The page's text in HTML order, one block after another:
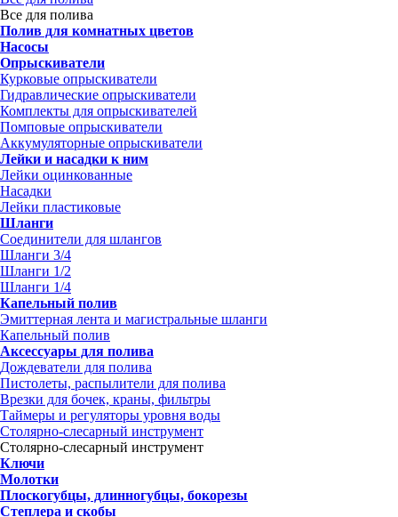
Все для полива
Полив для комнатных цветов
Насосы
Опрыскиватели
Курковые опрыскиватели
Гидравлические опрыскиватели
Комплекты для опрыскивателей
Помповые опрыскиватели
Аккумуляторные опрыскиватели
Лейки и насадки к ним
Лейки оцинкованные
Насадки
Лейки пластиковые
Шланги
Соединители для шлангов
Шланги 3/4
Шланги 1/2
Шланги 1/4
Капельный полив
Эмиттерная лента и магистральные шланги
Капельный полив
Аксессуары для полива
Дождеватели для полива
Пистолеты, распылители для полива
Врезки для бочек, краны, фильтры
Таймеры и регуляторы уровня воды
Столярно-слесарный инструмент
Столярно-слесарный инструмент
Ключи
Молотки
Плоскогубцы, длинногубцы, бокорезы
Степлера и скобы